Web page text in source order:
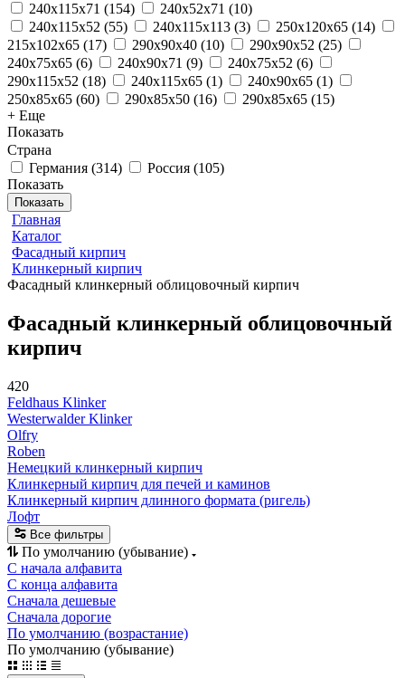
240x115x71 (154) 240x52x71 (10)
240x115x52 (55) 240x115x113 (3) 250x120x65 (14)
215x102x65 (17) 290x90x40 (10) 290x90x52 (25)
240x75x65 (6) 240x90x71 (9) 240x75x52 (6)
290x115x52 (18) 240x115x65 (1) 240x90x65 (1)
250x85x65 (60) 290x85x50 (16) 290x85x65 (15)
+ Еще
Показать
Страна
Германия (314) Россия (105)
Показать
Показать
Главная
Каталог
Фасадный кирпич
Клинкерный кирпич
Фасадный клинкерный облицовочный кирпич
Фасадный клинкерный облицовочный
кирпич
420
Feldhaus Klinker
Westerwalder Klinker
Olfry
Roben
Немецкий клинкерный кирпич
Клинкерный кирпич для печей и каминов
Клинкерный кирпич длинного формата (ригель)
Лофт
Все фильтры
По умолчанию (убывание)
С начала алфавита
С конца алфавита
Сначала дешевые
Сначала дорогие
По умолчанию (возрастание)
По умолчанию (убывание)